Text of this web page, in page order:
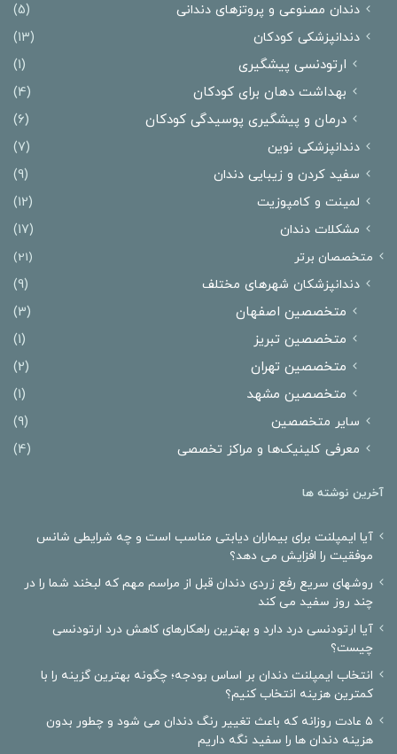
دندان مصنوعی و پروتزهای دندانی
(5)
دندانپزشکی کودکان
(13)
ارتودنسی پیشگیری
(1)
بهداشت دهان برای کودکان
(4)
درمان و پیشگیری پوسیدگی کودکان
(6)
دندانپزشکی نوین
(7)
سفید کردن و زیبایی دندان
(9)
لمینت و کامپوزیت
(12)
مشکلات دندان
(17)
متخصصان برتر (21)
دندانپزشکان شهرهای مختلف
(9)
متخصصین اصفهان
(3)
متخصصین تبریز
(1)
متخصصین تهران
(2)
متخصصین مشهد
(1)
سایر متخصصین
(9)
معرفی کلینیک‌ها و مراکز تخصصی
(4)
آخرین نوشته ها
آیا ایمپلنت برای بیماران دیابتی مناسب است و چه شرایطی شانس
موفقیت را افزایش می دهد؟
روشهای سریع رفع زردی دندان قبل از مراسم مهم که لبخند شما را در
چند روز سفید می کند
آیا ارتودنسی درد دارد و بهترین راهکارهای کاهش درد ارتودنسی
چیست؟
انتخاب ایمپلنت دندان بر اساس بودجه؛ چگونه بهترین گزینه را با
کمترین هزینه انتخاب کنیم؟
۵ عادت روزانه که باعث تغییر رنگ دندان می شود و چطور بدون
هزینه دندان ها را سفید نگه داریم